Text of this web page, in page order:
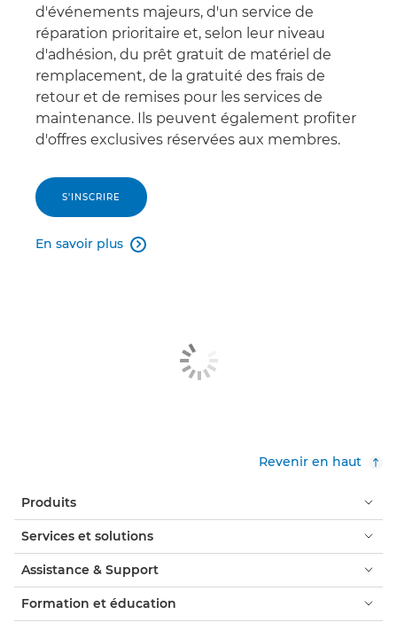
d'événements majeurs, d'un service de
réparation prioritaire et, selon leur niveau
d'adhésion, du prêt gratuit de matériel de
remplacement, de la gratuité des frais de
retour et de remises pour les services de
maintenance. Ils peuvent également profiter
d'offres exclusives réservées aux membres.
S'INSCRIRE
En savoir plus 
Revenir en haut
Produits
Services et solutions
Assistance & Support
Formation et éducation